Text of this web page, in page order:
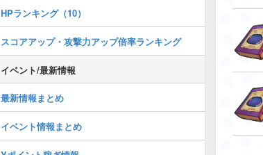
HPランキング（10）
スコアアップ・攻撃力アップ倍率ランキング
イベント/最新情報
最新情報まとめ
イベント情報まとめ